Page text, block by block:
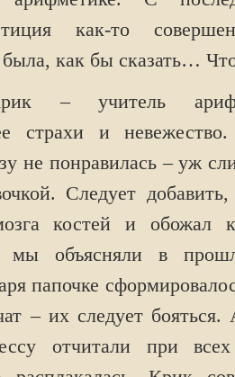
как-то
как бы сказать…
– учитель
страхи и
не понравилась – уж
Следует
костей и обожал
мы объясняли в
папочке
– их следует бояться.
отчитали при